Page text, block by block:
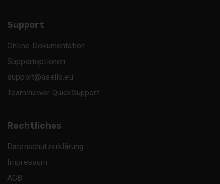
Support
Online-Dokumentation
Supportoptionen
support@asello.eu
Teamviewer QuickSupport
Rechtliches
Datenschutzerklärung
Impressum
AGB